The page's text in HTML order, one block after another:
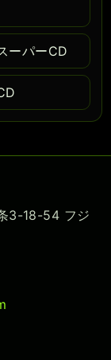
ーパーCD
3-18-54 フジ